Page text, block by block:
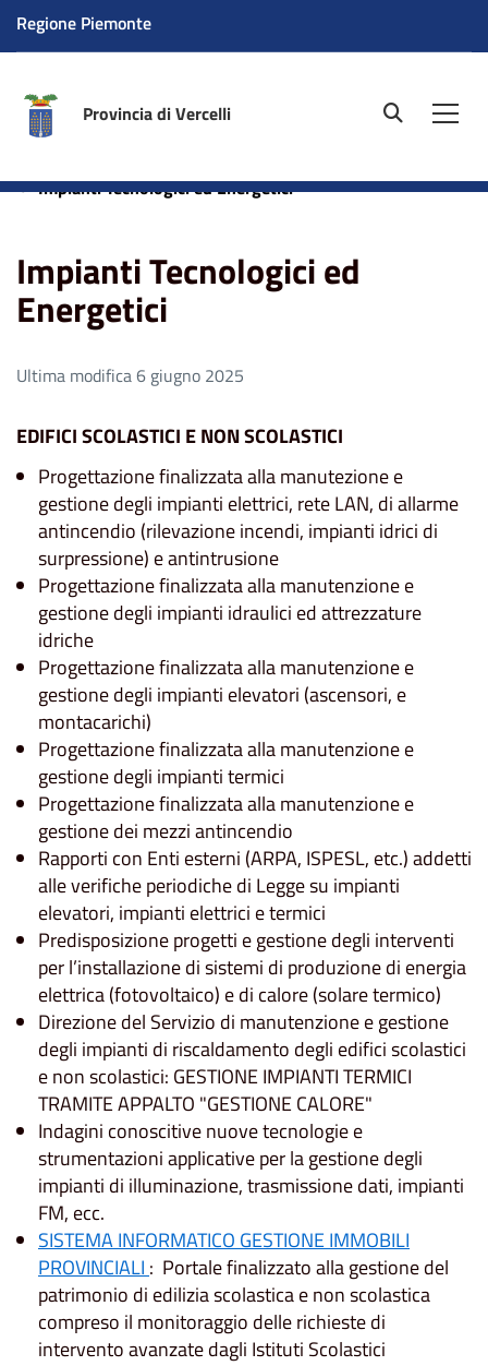
Regione Piemonte
Provincia di Vercelli site.searc
Impianti Tecnologici ed Energetici
Impianti Tecnologici ed
Energetici
Ultima modifica 6 giugno 2025
EDIFICI SCOLASTICI E NON SCOLASTICI
Progettazione finalizzata alla manutezione e
gestione degli impianti elettrici, rete LAN, di allarme
antincendio (rilevazione incendi, impianti idrici di
surpressione) e antintrusione
Progettazione finalizzata alla manutenzione e
gestione degli impianti idraulici ed attrezzature
idriche
Progettazione finalizzata alla manutenzione e
gestione degli impianti elevatori (ascensori, e
montacarichi)
Progettazione finalizzata alla manutenzione e
gestione degli impianti termici
Progettazione finalizzata alla manutenzione e
gestione dei mezzi antincendio
Rapporti con Enti esterni (ARPA, ISPESL, etc.) addetti
alle verifiche periodiche di Legge su impianti
elevatori, impianti elettrici e termici
Predisposizione progetti e gestione degli interventi
per l’installazione di sistemi di produzione di energia
elettrica (fotovoltaico) e di calore (solare termico)
Direzione del Servizio di manutenzione e gestione
degli impianti di riscaldamento degli edifici scolastici
e non scolastici: GESTIONE IMPIANTI TERMICI
TRAMITE APPALTO "GESTIONE CALORE"
Indagini conoscitive nuove tecnologie e
strumentazioni applicative per la gestione degli
impianti di illuminazione, trasmissione dati, impianti
FM, ecc.
SISTEMA INFORMATICO GESTIONE IMMOBILI
PROVINCIALI: Portale finalizzato alla gestione del
patrimonio di edilizia scolastica e non scolastica
compreso il monitoraggio delle richieste di
intervento avanzate dagli Istituti Scolastici